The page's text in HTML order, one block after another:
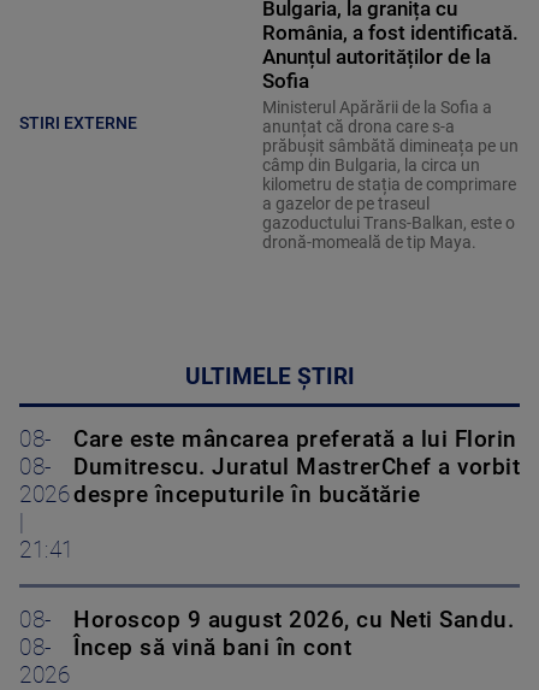
STIRI EXTERNE
Bulgaria, la granița cu
România, a fost identificată.
Anunțul autorităților de la
Sofia
Ministerul Apărării de la Sofia a
anunțat că drona care s-a
prăbușit sâmbătă dimineața pe un
câmp din Bulgaria, la circa un
kilometru de stația de comprimare
a gazelor de pe traseul
gazoductului Trans-Balkan, este o
dronă-momeală de tip Maya.
ULTIMELE ȘTIRI
08-
08-
2026
21:41
Care este mâncarea preferată a lui Florin
Dumitrescu. Juratul MastrerChef a vorbit
despre începuturile în bucătărie
08-
08-
2026
Horoscop 9 august 2026, cu Neti Sandu.
Încep să vină bani în cont